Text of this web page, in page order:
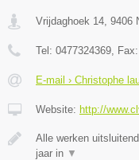
Vrijdaghoek 14 9406
Tel: 0477324369 , Fax:
E-mail › Christophe
Website: http://
Alle werken
jaar in ▼